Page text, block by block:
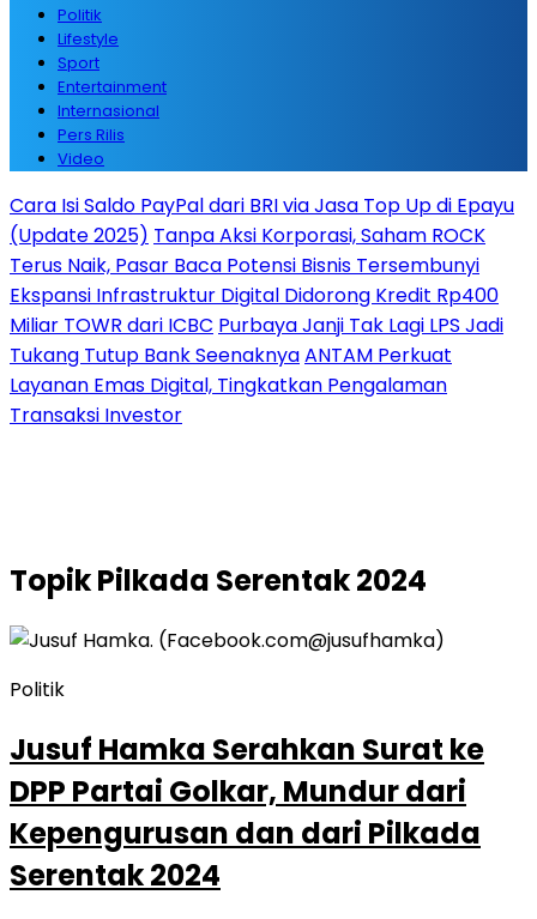
Politik
Lifestyle
Sport
Entertainment
Internasional
Pers Rilis
Video
Cara Isi Saldo PayPal dari BRI via Jasa Top Up di Epayu
(Update 2025) Tanpa Aksi Korporasi, Saham ROCK
Terus Naik, Pasar Baca Potensi Bisnis Tersembunyi
Ekspansi Infrastruktur Digital Didorong Kredit Rp400
Miliar TOWR dari ICBC Purbaya Janji Tak Lagi LPS Jadi
Tukang Tutup Bank SeenaknyaANTAM Perkuat
Layanan Emas Digital, Tingkatkan Pengalaman
Transaksi Investor
TopikPilkada Serentak 2024
Politik
Jusuf Hamka Serahkan Surat ke
DPP Partai Golkar, Mundur dari
Kepengurusan dan dari Pilkada
Serentak 2024